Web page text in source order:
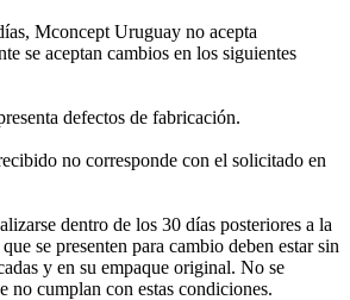
Mconcept Uruguay no acepta
se aceptan cambios en los siguientes
defectos de fabricación.
no corresponde con el solicitado en
dentro de los 30 días posteriores a la
se presenten para cambio deben estar sin
y en su empaque original. No se
no cumplan con estas condiciones.